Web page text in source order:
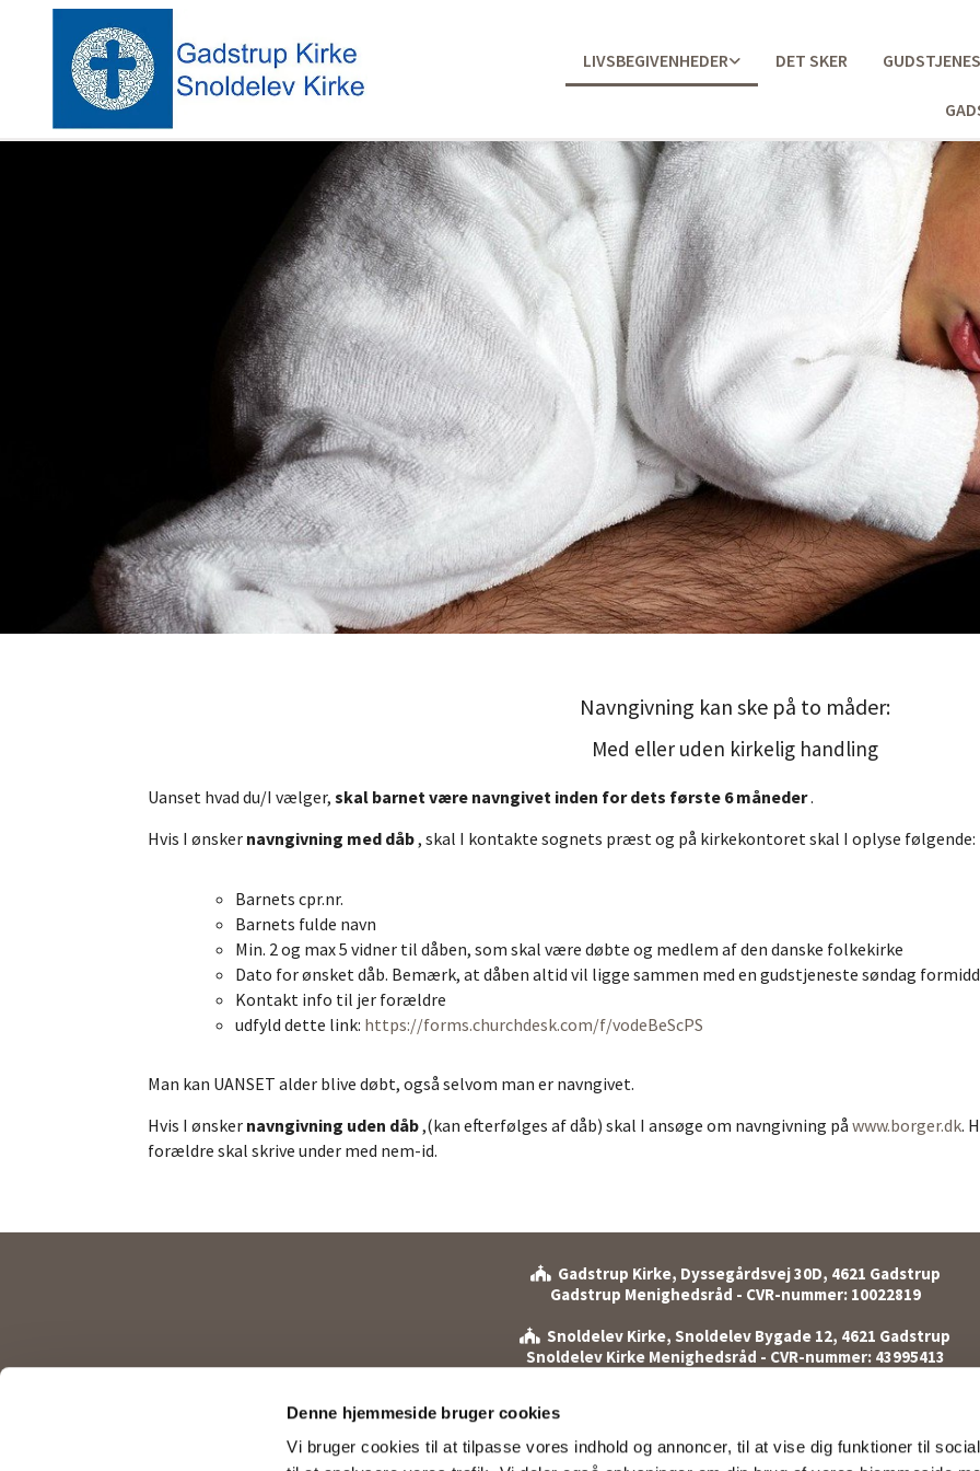
Denne hjemmeside bruger cookies
Vi bruger cookies til at tilpasse vores indhold og annoncer, til at vise dig funktioner til
LIVSBEGIVENHEDER DET SKER
Navngivning kan ske på to måder:
Med eller uden kirkelig handling
Uanset hvad du/I vælger, skal barnet være navngivet inden for dets første 6 måneder.
Hvis I ønsker navngivning med dåb, skal I kontakte sognets præst og på kirkekontoret skal I oplyse følgende:
Barnets cpr.nr.
Barnets fulde navn
Min. 2 og max 5 vidner til dåben, som skal være døbte og medlem af den danske folkekirke
Dato for ønsket dåb. Bemærk, at dåben altid vil ligge sammen med en gudstjeneste søndag
Kontakt info til jer forældre
udfyld dette link: https://forms.churchdesk.com/f/vodeBeScPS
Man kan UANSET alder blive døbt, også selvom man er navngivet.
Hvis I ønsker navngivning uden dåb,(kan efterfølges af dåb) skal I ansøge om navngivning på www.borger.dk.
forældre skal skrive under med nem-id.
Gadstrup Kirke, Dyssegårdsvej 30D, 4621 Gadstrup
Gadstrup Menighedsråd - CVR-nummer: 10022819
 Snoldelev Kirke, Snoldelev Bygade 12, 4621 Gadstrup
Snoldelev Kirke Menighedsråd - CVR-nummer: 43995413
gadstrup.sogn@km.dk / snoldelev.sogn@km.dk